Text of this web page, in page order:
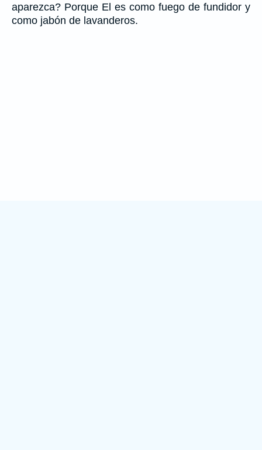
aparezca? Porque El es como fuego de fundidor y
como jabón de lavanderos.